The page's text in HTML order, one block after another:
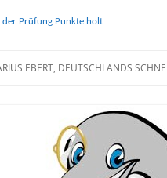
der Prüfung Punkte holt
EBERT, DEUTSCHLANDS